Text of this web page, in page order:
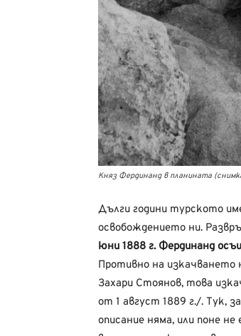
Княз Фердинанд в планината
Дълги години турското
освобождението ни.
юни 1888 г. Фердинанд
Противно на изкачването
Захари Стоянов, това
от 1 август 1889 г./. Тук,
описание няма, или поне